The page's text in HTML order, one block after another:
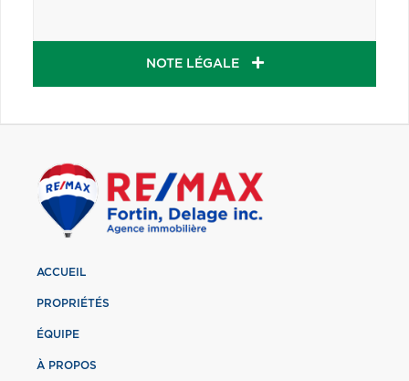
NOTE LÉGALE
ACCUEIL
PROPRIÉTÉS
ÉQUIPE
À PROPOS